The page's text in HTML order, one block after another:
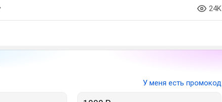
24K
У меня есть промокод